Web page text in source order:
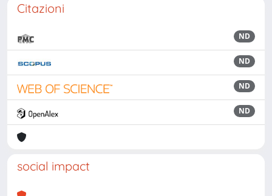
Citazioni
ND
ND
ND
ND
social impact